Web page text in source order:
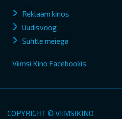
Reklaam kinos
Uudisvoog
Suhtle meiega
Viimsi Kino Facebookis
COPYRIGHT © VIIMSIKINO